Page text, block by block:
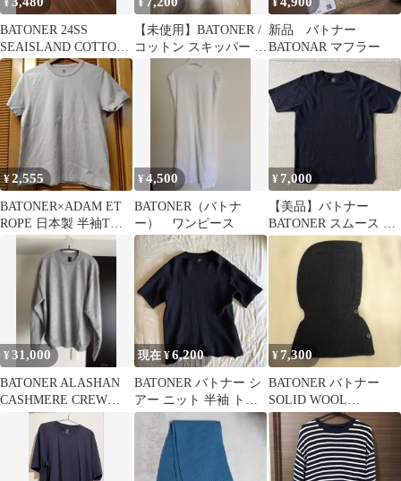
¥
BATONER 24SS
SEAISLAND COTTON
KNIT HAT
¥
【未使用】BATONER /
コットン スキッパー ノ
ースリーブニット
¥
新品 バトナー
BATONAR マフラー
¥2,555
BATONER×ADAM ET
ROPE 日本製 半袖Tシ
ャツ F ベージュ
¥4,500
BATONER（バトナ
ー） ワンピース
¥ 7,000
【美品】バトナー
BATONER スムース ハ
ーフスリーブ Tシャツ
¥31,000
BATONER ALASHAN
CASHMERE CREW
NECK
現在 ¥6,200
BATONER バトナー シ
アー ニット 半袖 トッ
プス サマーニット
¥7,300
BATONER バトナー
SOLID WOOL
BALACLAVA バラクラ
バ